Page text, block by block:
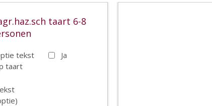
taart 6-8
tekst
taart
Ja